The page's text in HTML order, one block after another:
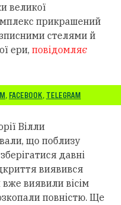
великої
прикрашений
стелями й
ери, повідомляє
, FACEBOOK, TELEGRAM
Вілли
що поблизу
давні
виявився
виявили вісім
повністю. Ще